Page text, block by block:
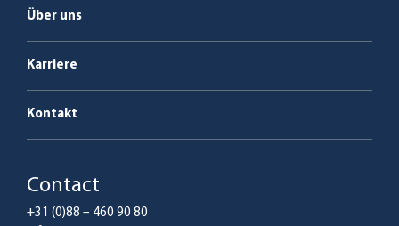
Über uns
Karriere
Kontakt
Contact
+31 (0)88 – 460 90 80